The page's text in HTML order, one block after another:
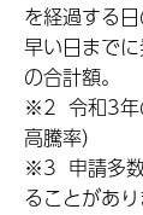
を経過する
早い日まで
の合計額。
※2 令和3年
高騰率）
※3 申請多数
ることがあり